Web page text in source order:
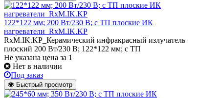
122*122 мм; 200 Вт/230 В; с ТП плоские ИК
нагреватели_RxM.IK.KP
RxM.IK.KP_Керамический инфракрасный излучатель
плоский 200 Вт/230 В; 122*122 мм; с ТП
Не указана цена за 1
Нет в наличии
Под заказ
Быстрый просмотр